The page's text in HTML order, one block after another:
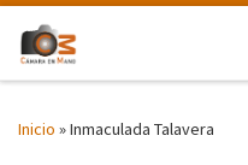
Saltar al contenido
Inicio »Inmaculada Talavera